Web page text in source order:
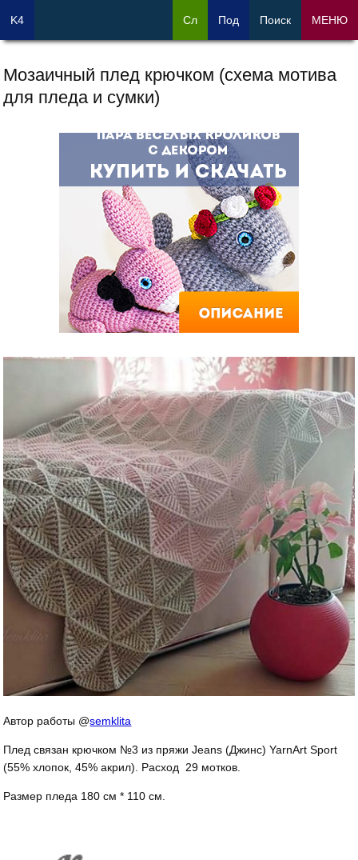
Мозаичный плед крючком (схема мотива
для пледа и сумки)
Автор работы @semklita
Плед связан крючком №3 из пряжи Jeans (Джинс) YarnArt Sport
(55% хлопок, 45% акрил). Расход 29 мотков.
Размер пледа 180 см * 110 см.
K4 Сл Под Поиск МЕНЮ